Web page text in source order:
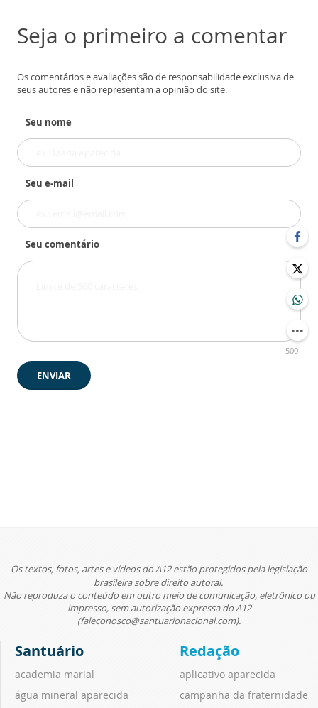
Seja o primeiro a comentar
Os comentários e avaliações são de responsabilidade exclusiva de
seus autores e não representam a opinião do site.
Seu nome
Seu e-mail
Seu comentário
500
ENVIAR
Os textos, fotos, artes e vídeos do A12 estão protegidos pela legislação
brasileira sobre direito autoral.
Não reproduza o conteúdo em outro meio de comunicação, eletrônico ou
impresso, sem autorização expressa do A12
(faleconosco@santuarionacional.com).
Santuário
academia marial
água mineral aparecida
Redação
aplicativo aparecida
campanha da fraternidade